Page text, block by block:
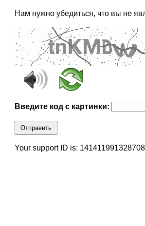
Нам нужно убедиться, что вы не
Введите код с картинки:
Отправить
Your support ID is: